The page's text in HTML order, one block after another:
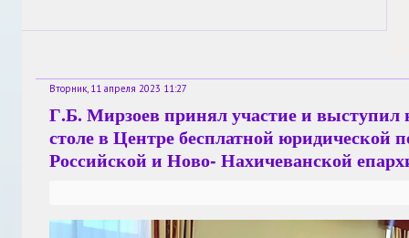
Вторник, 11 апреля 2023 11:27
Г.Б. Мирзоев принял участие и выступил
столе в Центре бесплатной юридической
Российской и Ново- Нахичеванской